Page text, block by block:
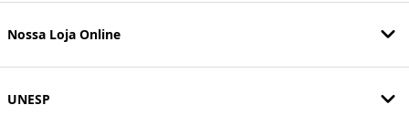
Nossa Loja Online
UNESP